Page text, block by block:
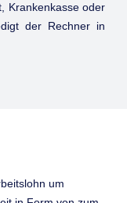
Krankenkasse oder
der Rechner in
um